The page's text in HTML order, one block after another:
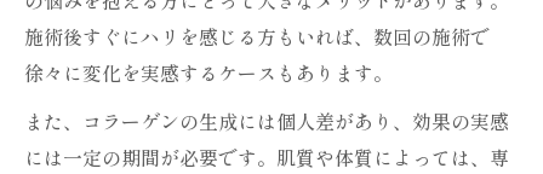
施術後すぐにハリを感じる方もいれば、数回の施術で
徐々に変化を実感するケースもあります。
また、コラーゲンの生成には個人差があり、効果の実感
には一定の期間が必要です。肌質や体質によっては、専